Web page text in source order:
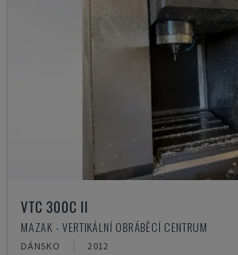
VTC 300C II
MAZAK - VERTIKÁLNÍ OBRÁBĚCÍ CENTRUM
DÁNSKO 2012